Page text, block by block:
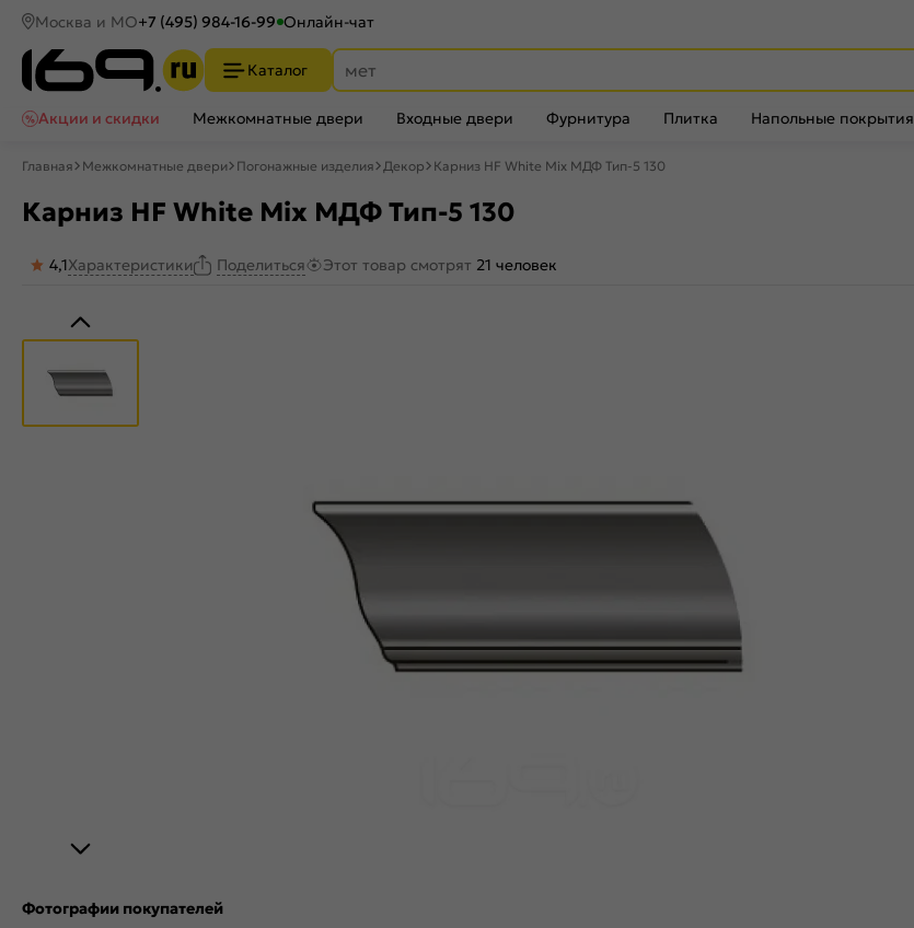
Москва и МО+7 (495) 984-16-99 Онлайн-чат
Каталог
Акции и скидки
Межкомнатные двери Входные двери Фурнитура Плитка Напольные покрытия
Главная Межкомнатные двери Погонажные изделия Декор Карниз HF White Mix МДФ Тип-5 130
Карниз HF White Mix МДФ Тип-5 130
4,1Характеристики Поделиться Этот товар смотрят 21 человек
Фотографии покупателей